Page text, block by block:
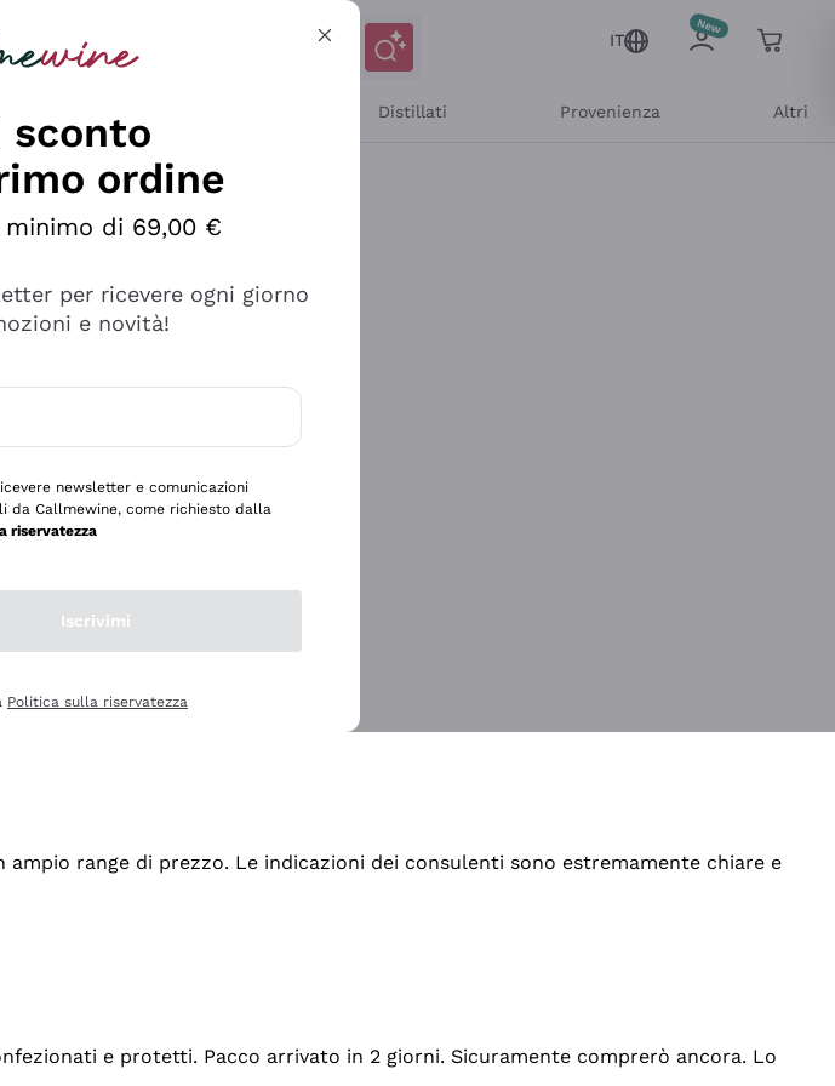
IT
Distillati Provenienza Altri
range di prezzo. Le indicazioni dei consulenti sono estremamente chiare e
e protetti. Pacco arrivato in 2 giorni. Sicuramente comprerò ancora. Lo
sconto
ordine
di 69,00 €
per ricevere ogni giorno
e novità!
newsletter e comunicazioni
da Callmewine, come richiesto dalla
riservatezza
Iscrivimi
Politica sulla riservatezza